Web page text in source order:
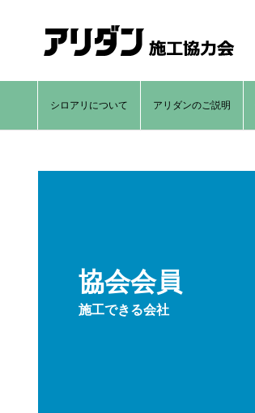
シロアリについて アリダンのご説明
協会会員
施工できる会社